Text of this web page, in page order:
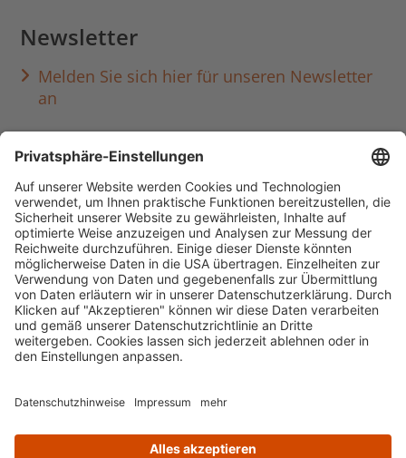
Newsletter
Melden Sie sich hier für unseren Newsletter
an
Häufig aufgerufen
Standorte & Öffnungszeiten
anmelden & ausleihen
Ausbildung & Karriere
Impressum Datenschutz Barrierefreiheit
literaturportal-bayern.de